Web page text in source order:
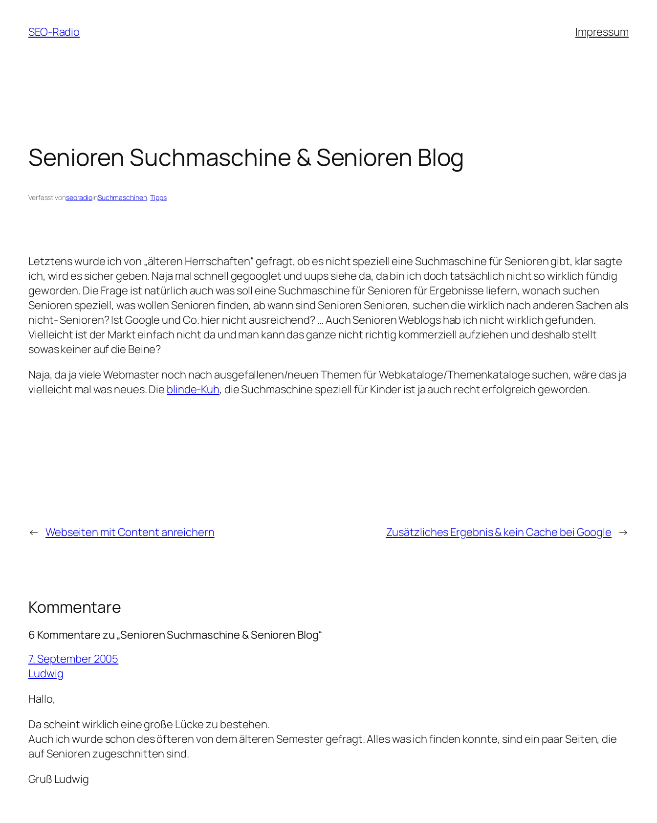
Inhalt
springen
SEO-Radio Impressum
Senioren Suchmaschine & Senioren Blog
Verfasst vonseoradioinSuchmaschinen, Tipps
Letztens wurde ich von „älteren Herrschaften“ gefragt, ob es nicht speziell eine Suchmaschine für Senioren gibt, klar sagte
ich, wird es sicher geben. Naja mal schnell gegooglet und uups siehe da, da bin ich doch tatsächlich nicht so wirklich fündig
geworden. Die Frage ist natürlich auch was soll eine Suchmaschine für Senioren für Ergebnisse liefern, wonach suchen
Senioren speziell, was wollen Senioren finden, ab wann sind Senioren Senioren, suchen die wirklich nach anderen Sachen als
nicht- Senioren? Ist Google und Co. hier nicht ausreichend? … Auch Senioren Weblogs hab ich nicht wirklich gefunden.
Vielleicht ist der Markt einfach nicht da und man kann das ganze nicht richtig kommerziell aufziehen und deshalb stellt
sowas keiner auf die Beine?
Naja, da ja viele Webmaster noch nach ausgefallenen/neuen Themen für Webkataloge/Themenkataloge suchen, wäre das ja
vielleicht mal was neues. Die blinde-Kuh, die Suchmaschine speziell für Kinder ist ja auch recht erfolgreich geworden.
← Webseiten mit Content anreichern Zusätzliches Ergebnis & kein Cache bei Google →
Kommentare
6 Kommentare zu „Senioren Suchmaschine & Senioren Blog“
7. September 2005
Ludwig
Hallo,
Da scheint wirklich eine große Lücke zu bestehen.
Auch ich wurde schon des öfteren von dem älteren Semester gefragt. Alles was ich finden konnte, sind ein paar Seiten, die
auf Senioren zugeschnitten sind.
Gruß Ludwig